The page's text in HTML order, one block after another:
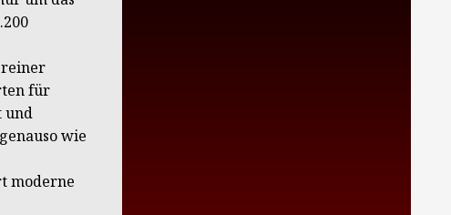
reiner
für
und
wie
moderne